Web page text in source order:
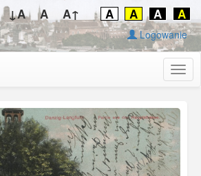
↓A A A↑ A A A A
Logowanie